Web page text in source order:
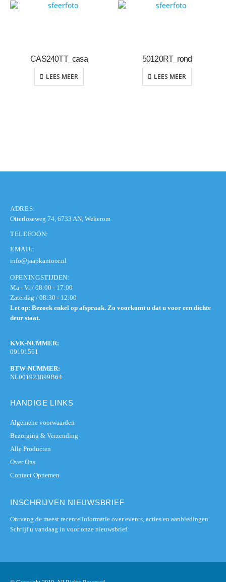
CAS240TT_casa
LEES MEER
50120RT_rond
LEES MEER
ADRES:
Otterloseweg 74, 6733 AN, Wekerom
TELEFOON:
EMAIL:
info@jaapkantoor.nl
OPENINGSTIJDEN:
Ma - Vr / 08:00 - 17:00
Zaterdag / 08:30 - 12:00
Let op: Bezoek enkel op afspraak. Zo voorkomt u dat u voor een dichte
deur staat.
KVK-NUMMER:
09191561
BTW-NUMMER:
NL001923899B64
HANDIGE LINKS
Algemene voorwaarden
Bezorging & Verzending
Alle Producten
Over Ons
Contact Opnemen
INSCHRIJVEN NIEUWSBRIEF
Ontvang de meest recente informatie over events, acties en aanbiedingen.
Schrijf u vandaag in voor onze nieuwsbrief.